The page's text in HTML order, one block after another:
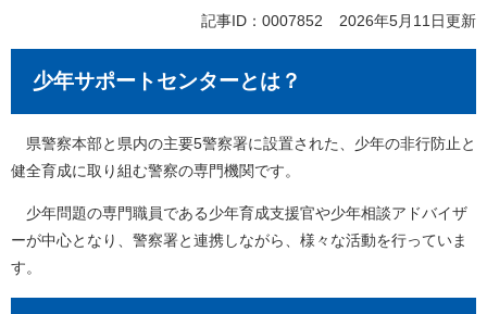
記事ID：0007852 2026年5月11日更新
少年サポートセンターとは？
県警察本部と県内の主要5警察署に設置された、少年の非行防止と
健全育成に取り組む警察の専門機関です。
少年問題の専門職員である少年育成支援官や少年相談アドバイザ
ーが中心となり、警察署と連携しながら、様々な活動を行っていま
す。